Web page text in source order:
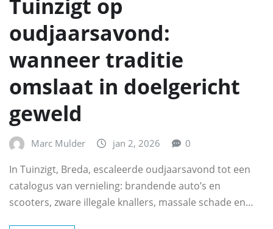
Tuinzigt op
oudjaarsavond:
wanneer traditie
omslaat in doelgericht
geweld
Marc Mulder jan 2, 2026 0
In Tuinzigt, Breda, escaleerde oudjaarsavond tot een
catalogus van vernieling: brandende auto’s en
scooters, zware illegale knallers, massale schade en…